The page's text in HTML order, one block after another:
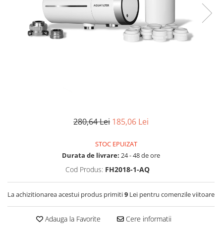
Lampi UV de schimb
Rezervoare
Medii de filtrare
Pompe de presiune
280,64 Lei 185,06 Lei
STOC EPUIZAT
Durata de livrare: 24 - 48 de ore
Cod Produs: FH2018-1-AQ
La achizitionarea acestui produs primiti9 Lei pentru comenzile viitoare
Adauga la Favorite Cere informatii